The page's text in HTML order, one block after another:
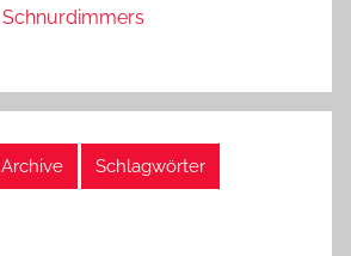
Schnurdimmers
Archive Schlagwörter